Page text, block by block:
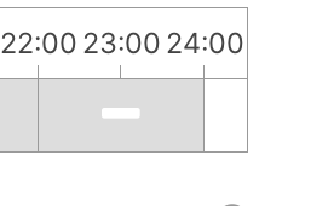
22:00 23:00 24:00